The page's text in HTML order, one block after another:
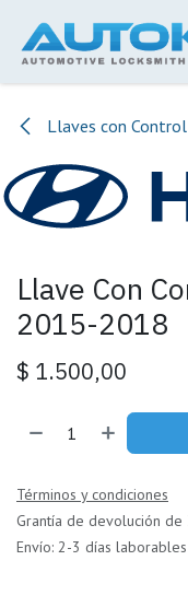
Llaves con Control
Llave Con
2015-2018
$ 1.500,00
Términos y condiciones
Grantía de devolución de
Envío: 2-3 días laborables